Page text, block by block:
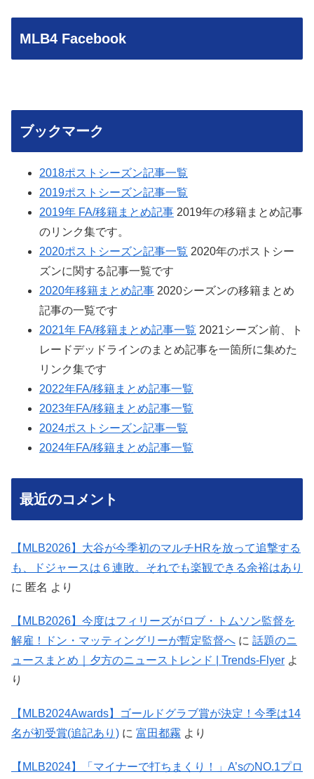
MLB4 Facebook
ブックマーク
2018ポストシーズン記事一覧
2019ポストシーズン記事一覧
2019年 FA/移籍まとめ記事 2019年の移籍まとめ記事
のリンク集です。
2020ポストシーズン記事一覧 2020年のポストシー
ズンに関する記事一覧です
2020年移籍まとめ記事 2020シーズンの移籍まとめ
記事の一覧です
2021年 FA/移籍まとめ記事一覧 2021シーズン前、ト
レードデッドラインのまとめ記事を一箇所に集めた
リンク集です
2022年FA/移籍まとめ記事一覧
2023年FA/移籍まとめ記事一覧
2024ポストシーズン記事一覧
2024年FA/移籍まとめ記事一覧
最近のコメント
【MLB2026】大谷が今季初のマルチHRを放って追撃する
も、ドジャースは６連敗。それでも楽観できる余裕はあり
に 匿名 より
【MLB2026】今度はフィリーズがロブ・トムソン監督を
解雇！ドン・マッティングリーが暫定監督へ に 話題のニ
ュースまとめ｜夕方のニューストレンド | Trends-Flyer よ
り
【MLB2024Awards】ゴールドグラブ賞が決定！今季は14
名が初受賞(追記あり) に 富田都霧 より
【MLB2024】「マイナーで打ちまくり！」A’sのNO.1プロ